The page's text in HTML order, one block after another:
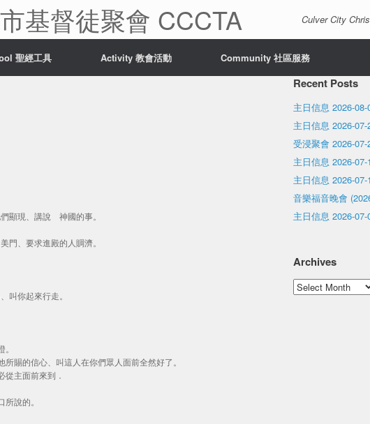
基督徒聚會 CCCTA Culver City
聖經工具 Activity 教會活動 Community 社區服務
顯現、講說 神國的事。
門、要求進殿的人賙濟。
叫你起來行走。
賜的信心、叫這人在你們眾人面前全然好了。
主面前來到．
說的。
Recent Posts
主日信息 2026-08-
主日信息 2026-07-
受浸聚會 2026-07-
主日信息 2026-07-
主日信息 2026-07-
音樂福音晚會
主日信息 2026-07-
Archives
Archives